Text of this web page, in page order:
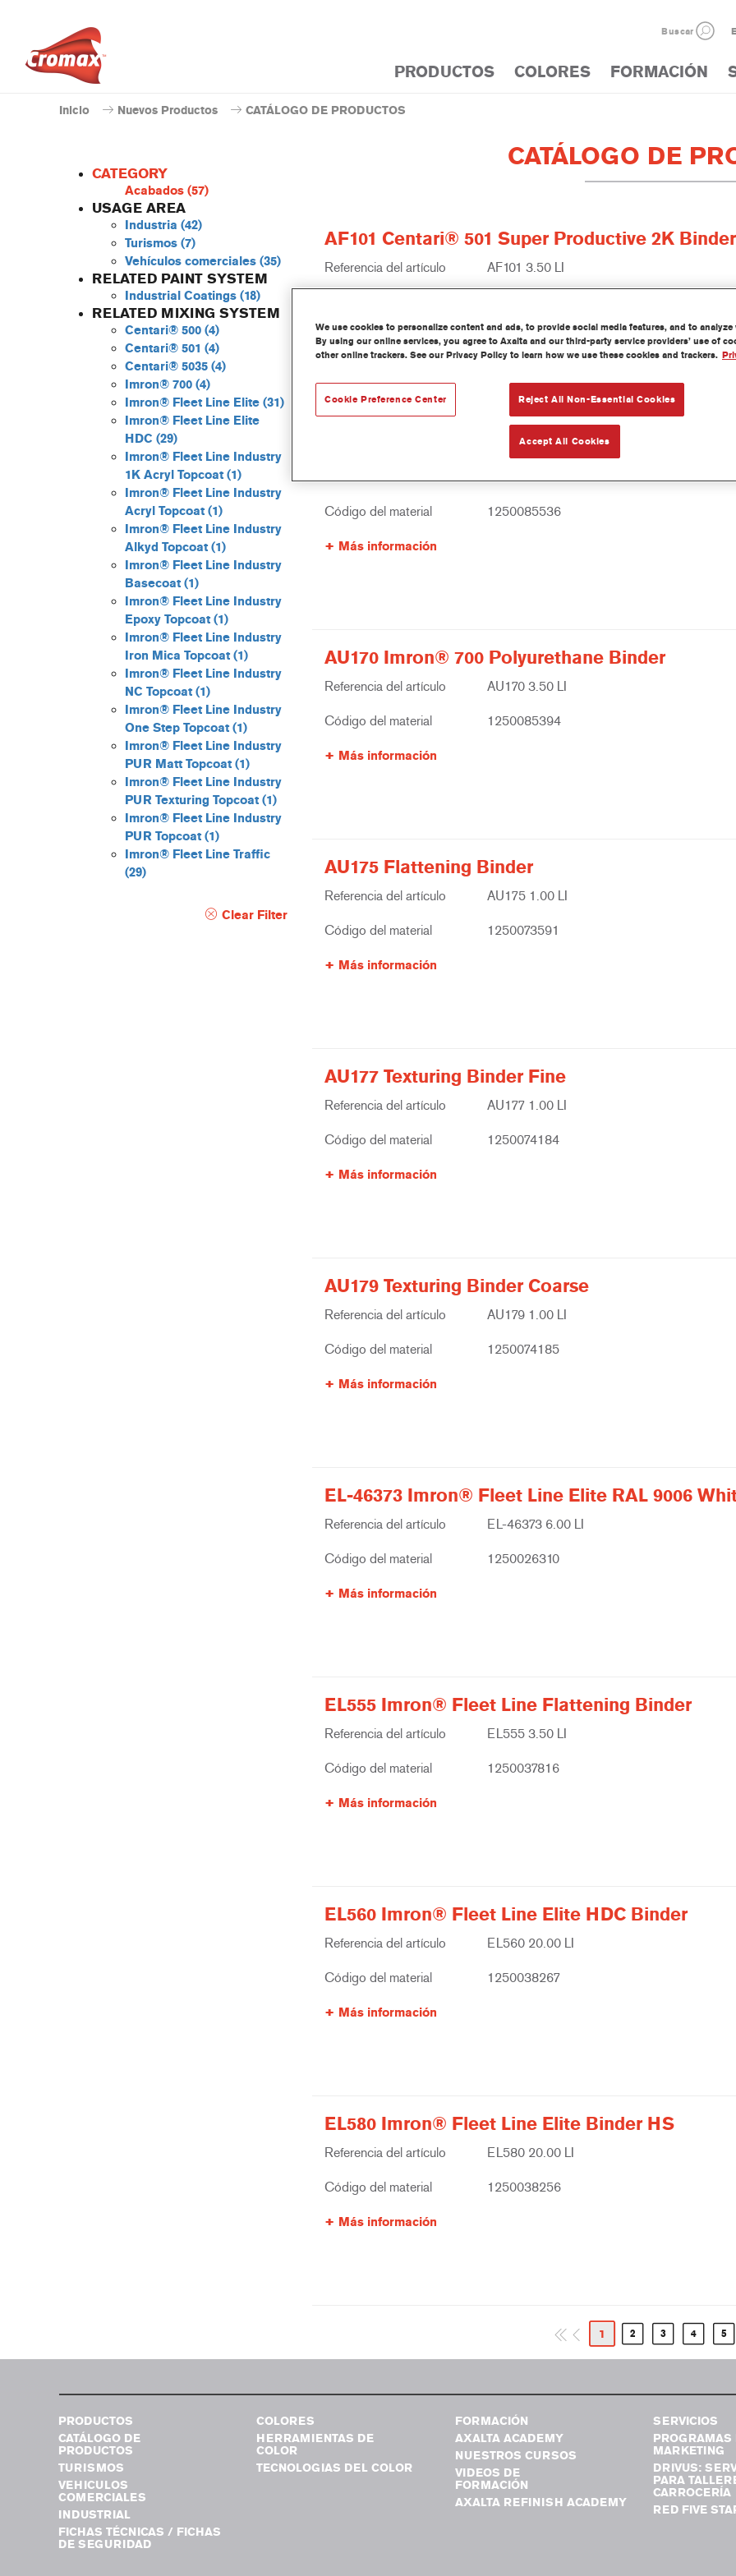
Buscar
PRODUCTOS COLORES FORMACIÓN
Inicio Nuevos Productos CATÁLOGO DE PRODUCTOS
CATEGORY
Acabados (57)
USAGE AREA
Industria (42)
Turismos (7)
Vehículos comerciales (35)
RELATED PAINT SYSTEM
Industrial Coatings (18)
RELATED MIXING SYSTEM
Centari® 500 (4)
Centari® 501 (4)
Centari® 5035 (4)
Imron® 700 (4)
Imron® Fleet Line Elite (31)
Imron® Fleet Line Elite
HDC (29)
Imron® Fleet Line Industry
1K Acryl Topcoat (1)
Imron® Fleet Line Industry
Acryl Topcoat (1)
Imron® Fleet Line Industry
Alkyd Topcoat (1)
Imron® Fleet Line Industry
Basecoat (1)
Imron® Fleet Line Industry
Epoxy Topcoat (1)
Imron® Fleet Line Industry
Iron Mica Topcoat (1)
Imron® Fleet Line Industry
NC Topcoat (1)
Imron® Fleet Line Industry
One Step Topcoat (1)
Imron® Fleet Line Industry
PUR Matt Topcoat (1)
Imron® Fleet Line Industry
PUR Texturing Topcoat (1)
Imron® Fleet Line Industry
PUR Topcoat (1)
Imron® Fleet Line Traffic
(29)
Clear Filter
CATÁLOGO DE
AF101 Centari® 501 Super Productive 2K Binder
Referencia del artículo AF101 3.50 LI
Más información
AK100 Centari® 500 2K Binder
Referencia del artículo AK100 3.50 LI
Código del material 1250085536
Más información
AU170 Imron® 700 Polyurethane Binder
Referencia del artículo AU170 3.50 LI
Código del material 1250085394
Más información
AU175 Flattening Binder
Referencia del artículo AU175 1.00 LI
Código del material 1250073591
Más información
AU177 Texturing Binder Fine
Referencia del artículo AU177 1.00 LI
Código del material 1250074184
Más información
AU179 Texturing Binder Coarse
Referencia del artículo AU179 1.00 LI
Código del material 1250074185
Más información
EL-46373 Imron® Fleet Line Elite RAL 9006
Referencia del artículo EL-46373 6.00 LI
Código del material 1250026310
Más información
EL555 Imron® Fleet Line Flattening Binder
Referencia del artículo EL555 3.50 LI
Código del material 1250037816
Más información
EL560 Imron® Fleet Line Elite HDC Binder
Referencia del artículo EL560 20.00 LI
Código del material 1250038267
Más información
EL580 Imron® Fleet Line Elite Binder HS
Referencia del artículo EL580 20.00 LI
Código del material 1250038256
Más información
1 2 3 4 5
PRODUCTOS
CATÁLOGO DE
PRODUCTOS
TURISMOS
VEHICULOS
COMERCIALES
INDUSTRIAL
FICHAS TÉCNICAS / FICHAS
DE SEGURIDAD
COLORES
HERRAMIENTAS DE
COLOR
TECNOLOGIAS DEL COLOR
FORMACIÓN
AXALTA ACADEMY
NUESTROS CURSOS
VIDEOS DE
FORMACIÓN
AXALTA REFINISH ACADEMY
SERVICIOS
PROGRAMAS
MARKETING
DRIVUS:
PARA
CARROCERÍA
RED FIVE
We use cookies to personalize content and ads, to provide social media features, and to
By using our online services, you agree to Axalta and our third-party service providers’ use of
other online trackers. See our Privacy Policy to learn how we use these cookies and trackers.
Reject All Non-Essential Cookies
Accept All Cookies
Cookie Preference Center